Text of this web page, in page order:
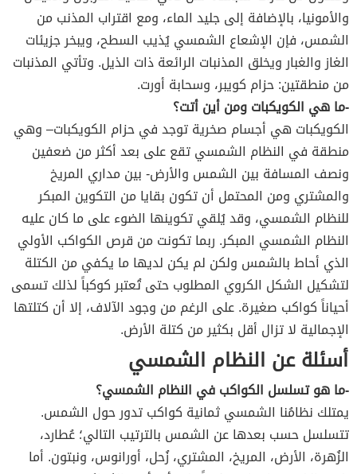
والأمونيا، بالإضافة إلى جليد الماء، ومع اقتراب المذنب من
الشمس، فإن الإشعاع الشمسي يُذيب السطح، ويبخر جزيئات
الغاز والغبار ويخلق المذنبات الرائعة ذات الذيل. وتأتي المذنبات
من منطقتين: حزام كويبر، وسحابة أورت.
-ما هي الكويكبات ومن أين أتت؟
الكويكبات هي أجسام صخرية توجد في حزام الكويكبات– وهي
منطقة في النظام الشمسي تقع على بعد أكثر من ضعفين
ونصف المسافة بين الشمس والأرض- بين مداري المريخ
والمشتري ومن المحتمل أن تكون بقايا من التكوين المبكر
للنظام الشمسي، وقد يُلقي تكوينها الضوء على ما كان عليه
النظام الشمسي المبكر. ربما تكونت من قرص الكواكب الأولي
الذي أحاط بالشمس ولكن لم يكن لديها ما يكفي من الكتلة
لتشكيل الشكل الكروي المطلوب حتى تُعتبر كوكباً لذلك تسمى
أحياناً كواكب صغيرة. على الرغم من وجود الآلاف، إلا أن كتلتها
الإجمالية لا تزال أقل بكثير من كتلة الأرض.
أسئلة عن النظام الشمسي
-ما هو تسلسل الكواكب في النظام الشمسي؟
يمتلك نظامُنا الشمسي ثمانية كواكب تدور حول الشمس.
تتسلسل حسب بعدها عن الشمس بالترتيب التالي؛ عُطارد،
الزُهرة، الأرض، المريخ، المشتري، زُحل، أورانوس، ونبتون. أما